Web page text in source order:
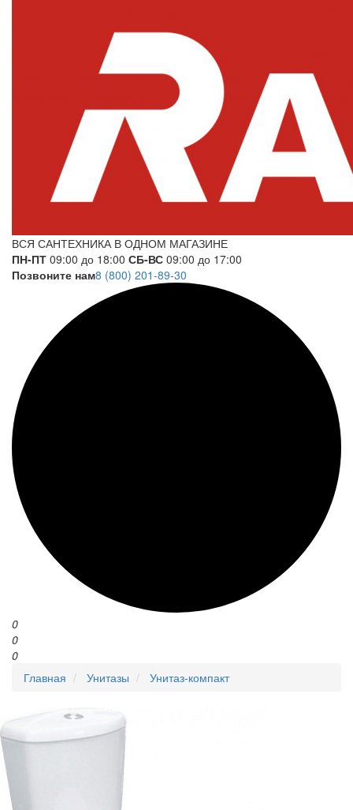
ВСЯ САНТЕХНИКА В ОДНОМ МАГАЗИНЕ
ПН-ПТ 09:00 до 18:00 СБ-ВС 09:00 до 17:00
Позвоните нам8 (800) 201-89-30
0
0
0
Главная
Унитазы Унитаз-компакт